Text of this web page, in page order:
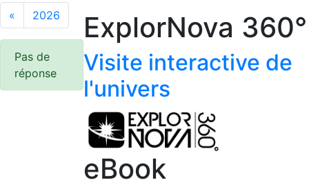
« 2026
Pas de
réponse
ExplorNova 360°
Visite interactive de
l'univers
eBook